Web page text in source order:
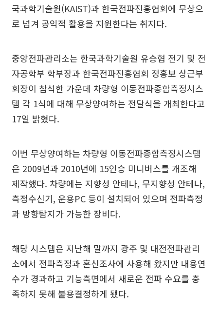
국과학기술원(KAIST)과 한국전파진흥협회에 무상으
로 넘겨 공익적 활용을 지원한다는 취지다.
중앙전파관리소는 한국과학기술원 유승협 전기 및 전
자공학부 학부장과 한국전파진흥협회 정흥보 상근부
회장이 참석한 가운데 차량형 이동전파종합측정시스
템 각 1식에 대해 무상양여하는 전달식을 개최한다고
17일 밝혔다.
이번 무상양여하는 차량형 이동전파종합측정시스템
은 2009년과 2010년에 15인승 미니버스를 개조해
제작했다. 차량에는 지향성 안테나, 무지향성 안테나,
측정수신기, 운용PC 등이 설치되어 있으며 전파측정
과 방향탐지가 가능한 장비다.
해당 시스템은 지난해 말까지 광주 및 대전전파관리
소에서 전파측정과 혼신조사에 사용해 왔지만 내용연
수가 경과하고 기능측면에서 새로운 전파 수요를 충
족하지 못해 불용결정하게 됐다.